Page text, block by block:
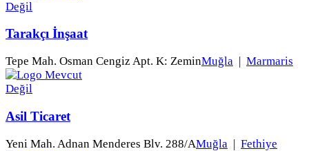
Tarakçı İnşaat
Tepe Mah. Osman Cengiz Apt. K: ZeminMuğla | Marmaris
Asil Ticaret
Yeni Mah. Adnan Menderes Blv. 288/AMuğla | Fethiye